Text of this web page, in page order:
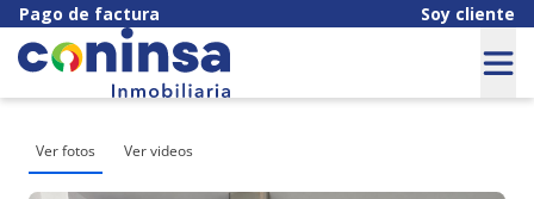
Pago de factura Soy cliente
Ver fotos Ver videos